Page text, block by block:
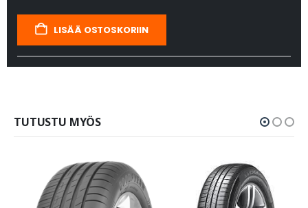
LISÄÄ OSTOSKORIIN
TUTUSTU MYÖS